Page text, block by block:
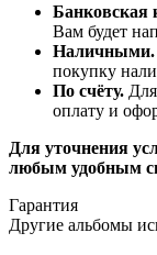
Банковская
Вам будет
Наличными.
покупку
По счёту.
оплату и
Для уточнения
любым удобным
Гарантия
Другие альбомы